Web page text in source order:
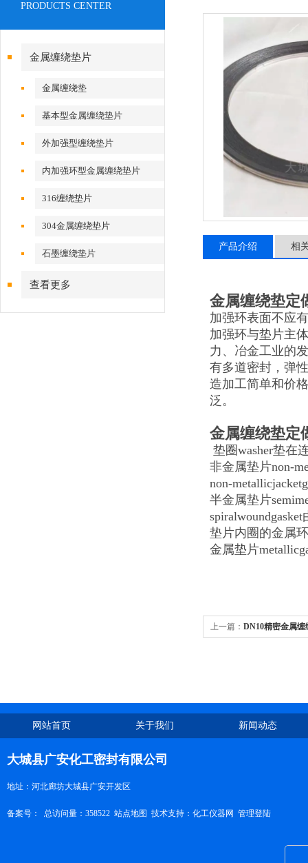
PRODUCTS CENTER
金属缠绕垫片
金属缠绕垫
基本型金属缠绕垫片
外加强型缠绕垫片
内加强环型金属缠绕垫片
316缠绕垫片
304金属缠绕垫片
石墨缠绕垫片
查看更多
产品介绍 相
金属缠绕垫定
加强环表面不应
加强环与垫片主
力、冶金工业的
有多道密封，弹
造加工简单和价
泛。
金属缠绕垫定
垫圈washer垫在
非金属垫片non-
non-
半金属垫片
垫片内圈的金属
金属垫片
上一篇： DN10精密金属
网站首页 关于我们 新闻动态
大城县广安化工密封有限公司
地址：河北廊坊大城县广安开发区
备案号： 总访问量：358522 站点地图 技术支持： 化工仪器网 管理登陆